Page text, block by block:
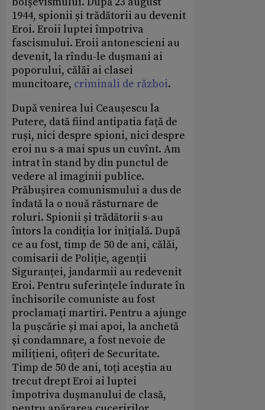
1944, spionii și trădătorii au devenit
Eroi. Eroii luptei împotriva
fascismului. Eroii antonescieni au
devenit, la rîndu-le dușmani ai
poporului, călăi ai clasei
muncitoare, criminali de război.
După venirea lui Ceaușescu la
Putere, dată fiind antipatia față de
ruși, nici despre spioni, nici despre
eroi nu s-a mai spus un cuvînt. Am
intrat în stand by din punctul de
vedere al imaginii publice.
Prăbușirea comunismului a dus de
îndată la o nouă răsturnare de
roluri. Spionii și trădătorii s-au
întors la condiția lor inițială. După
ce au fost, timp de 50 de ani, călăi,
comisarii de Poliție, agenții
Siguranței, jandarmii au redevenit
Eroi. Pentru suferințele îndurate în
închisorile comuniste au fost
proclamați martiri. Pentru a ajunge
la pușcărie și mai apoi, la anchetă
și condamnare, a fost nevoie de
milițieni, ofițeri de Securitate.
Timp de 50 de ani, toți aceștia au
trecut drept Eroi ai luptei
împotriva dușmanului de clasă,